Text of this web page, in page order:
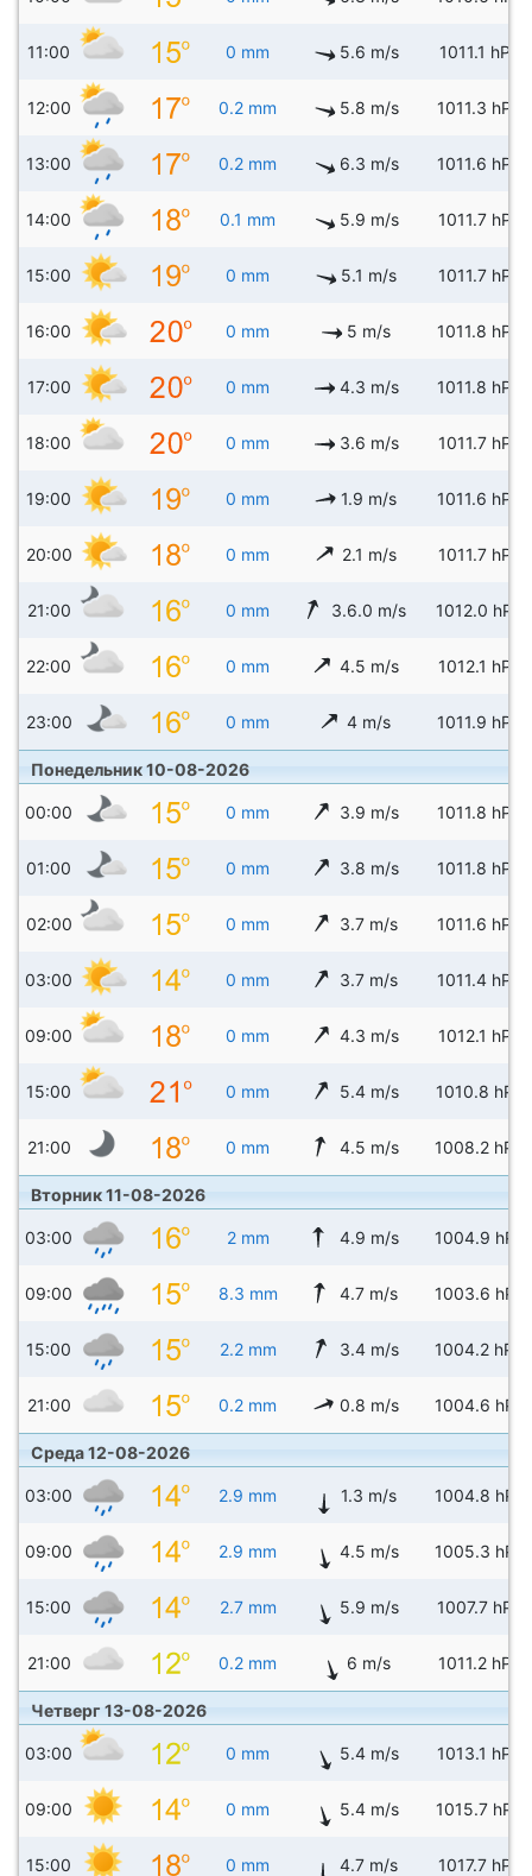
11:00 0 mm 5.6 m/s 1011.1 hPa
12:00 0.2 mm 5.8 m/s 1011.3 hPa
13:00 0.2 mm 6.3 m/s 1011.6 hPa
14:00 0.1 mm 5.9 m/s 1011.7 hPa
15:00 0 mm 5.1 m/s 1011.7 hPa
16:00 0 mm 5 m/s 1011.8 hPa
17:00 0 mm 4.3 m/s 1011.8 hPa
18:00 0 mm 3.6 m/s 1011.7 hPa
19:00 0 mm 1.9 m/s 1011.6 hPa
20:00 0 mm 2.1 m/s 1011.7 hPa
21:00 0 mm 3.6.0 m/s 1012.0 hPa
22:00 0 mm 4.5 m/s 1012.1 hPa
23:00 0 mm 4 m/s 1011.9 hPa
Понедельник 10-08-2026
00:00 0 mm 3.9 m/s 1011.8 hPa
01:00 0 mm 3.8 m/s 1011.8 hPa
02:00 0 mm 3.7 m/s 1011.6 hPa
03:00 0 mm 3.7 m/s 1011.4 hPa
09:00 0 mm 4.3 m/s 1012.1 hPa
15:00 0 mm 5.4 m/s 1010.8 hPa
21:00 0 mm 4.5 m/s 1008.2 hPa
Вторник 11-08-2026
03:00 2 mm 4.9 m/s 1004.9 hPa
09:00 8.3 mm 4.7 m/s 1003.6 hPa
15:00 2.2 mm 3.4 m/s 1004.2 hPa
21:00 0.2 mm 0.8 m/s 1004.6 hPa
Среда 12-08-2026
03:00 2.9 mm 1.3 m/s 1004.8 hPa
09:00 2.9 mm 4.5 m/s 1005.3 hPa
15:00 2.7 mm 5.9 m/s 1007.7 hPa
21:00 0.2 mm 6 m/s 1011.2 hPa
Четверг 13-08-2026
03:00 0 mm 5.4 m/s 1013.1 hPa
09:00 0 mm 5.4 m/s 1015.7 hPa
15:00 0 mm 4.7 m/s 1017.7 hPa